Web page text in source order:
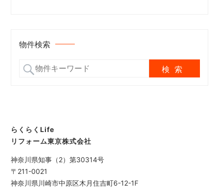
物件検索
らくらくLife
リフォーム東京株式会社
神奈川県知事（2）第30314号
〒211-0021
神奈川県川崎市中原区木月住吉町6-12-1F